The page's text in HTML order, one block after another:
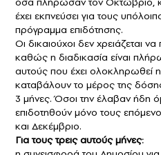
έχει εκπνεύσει για τους
πρόγραμμα επιδότησης.
Οι δικαιούχοι δεν χρειάζεται
καθώς η διαδικασία είναι
αυτούς που έχει ολοκληρωθεί
καταβάλουν το μέρος της
3 μήνες. Όσοι την έλαβαν ήδη
επιδοτηθούν μόνο τους
και Δεκέμβριο.
Για τους τρεις αυτούς μήνες: